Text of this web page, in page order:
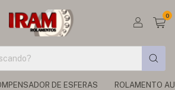
0
DE ESFERAS ROLAMENTO